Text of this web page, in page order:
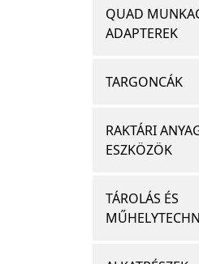
QUAD
ADAPTEREK
TARGONCÁK
RAKTÁRI
ESZKÖZÖK
TÁROLÁS ÉS